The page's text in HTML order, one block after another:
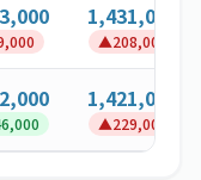
1,431,000
▲208,000
1,421,000
▲229,000